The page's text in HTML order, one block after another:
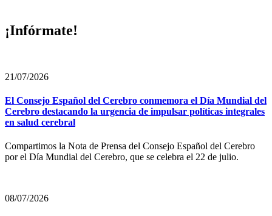
¡Infórmate!
21/07/2026
El Consejo Español del Cerebro conmemora el Día Mundial del
Cerebro destacando la urgencia de impulsar políticas integrales
en salud cerebral
Compartimos la Nota de Prensa del Consejo Español del Cerebro
por el Día Mundial del Cerebro, que se celebra el 22 de julio.
08/07/2026